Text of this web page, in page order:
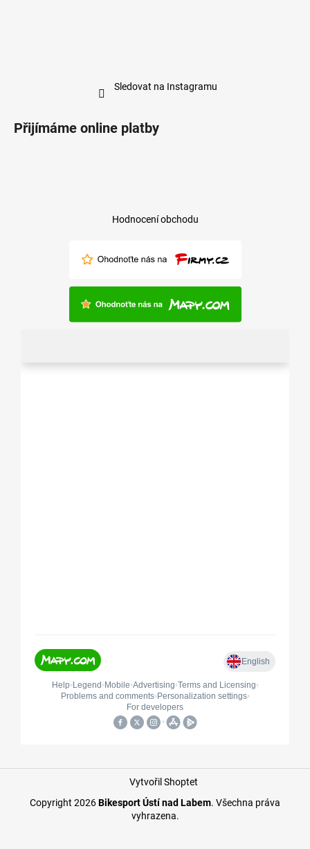
Sledovat na Instagramu
Přijímáme online platby
Hodnocení obchodu
Vytvořil Shoptet
Copyright 2026Bikesport Ústí nad Labem. Všechna práva
vyhrazena.